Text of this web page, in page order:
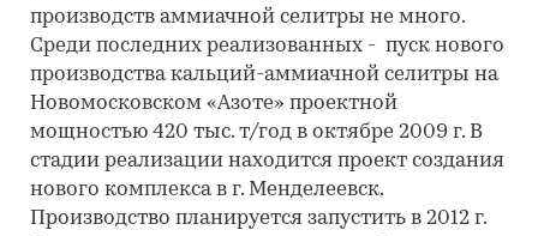
производств аммиачной селитры не много.
Среди последних реализованных - пуск нового
производства кальций-аммиачной селитры на
Новомосковском «Азоте» проектной
мощностью 420 тыс. т/год в октябре 2009 г. В
стадии реализации находится проект создания
нового комплекса в г. Менделеевск.
Производство планируется запустить в 2012 г.